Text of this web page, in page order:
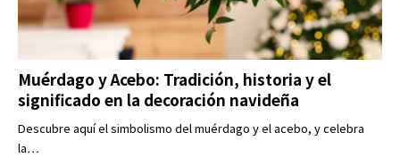
Muérdago y Acebo: Tradición, historia y el
significado en la decoración navideña
Descubre aquí el simbolismo del muérdago y el acebo, y celebra
la…